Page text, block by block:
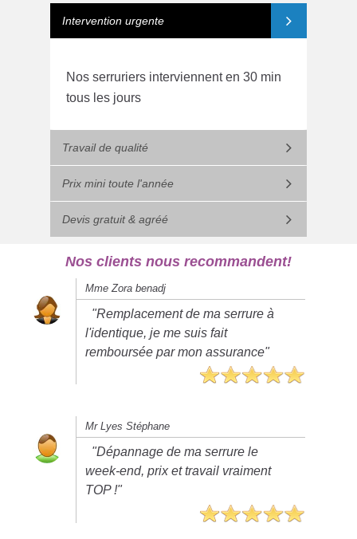
Intervention urgente
Nos serruriers interviennent en 30 min
tous les jours
Travail de qualité
Prix mini toute l'année
Devis gratuit & agréé
Nos clients nous recommandent!
Mme Zora benadj
"Remplacement de ma serrure à
l'identique, je me suis fait
remboursée par mon assurance"
Mr Lyes Stéphane
"Dépannage de ma serrure le
week-end, prix et travail vraiment
TOP !"